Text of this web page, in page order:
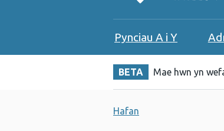
Pynciau A i Y
BETA Mae hwn yn
Hafan